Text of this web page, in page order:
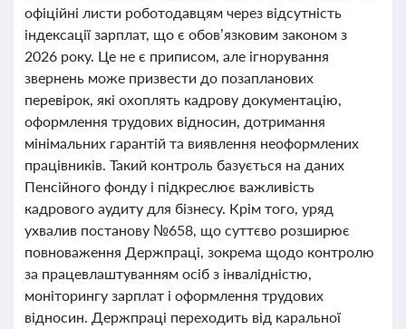
офіційні листи роботодавцям через відсутність
індексації зарплат, що є обов’язковим законом з
2026 року. Це не є приписом, але ігнорування
звернень може призвести до позапланових
перевірок, які охоплять кадрову документацію,
оформлення трудових відносин, дотримання
мінімальних гарантій та виявлення неоформлених
працівників. Такий контроль базується на даних
Пенсійного фонду і підкреслює важливість
кадрового аудиту для бізнесу. Крім того, уряд
ухвалив постанову №658, що суттєво розширює
повноваження Держпраці, зокрема щодо контролю
за працевлаштуванням осіб з інвалідністю,
моніторингу зарплат і оформлення трудових
відносин. Держпраці переходить від каральної